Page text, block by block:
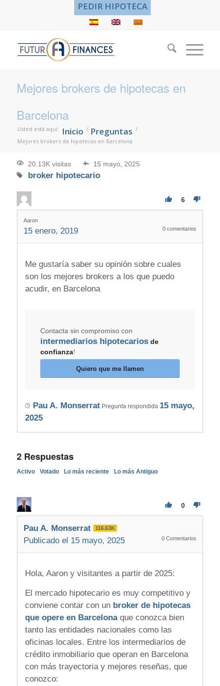
PEDIR HIPOTECA
Mejores brokers de hipotecas en
Barcelona
Usted está aquí: Inicio / Preguntas /
Mejores brokers de hipotecas en Barcelona
20.13K visitas 15 mayo, 2025
broker hipotecario
6
Aaron
15 enero, 2019 0 comentarios
Me gustaría saber su opinión sobre cuales
son los mejores brokers a los que puedo
acudir, en Barcelona
Contacta sin compromiso con
intermediarios hipotecariosde
confianza!
Quiero que me llamen
Pau A. MonserratPregunta respondida 15 mayo,
2025
2Respuestas
Activo Votado Lo más reciente Lo más Antiguo
0
Pau A. Monserrat 116.63K
Publicado el 15 mayo, 2025 0 Comentarios
Hola, Aaron y visitantes a partir de 2025:
El mercado hipotecario es muy competitivo y
conviene contar con un broker de hipotecas
que opere en Barcelonaque conozca bien
tanto las entidades nacionales como las
oficinas locales. Entre los intermediarios de
crédito inmobiliario que operan en Barcelona
con más trayectoria y mejores reseñas, que
conozco: